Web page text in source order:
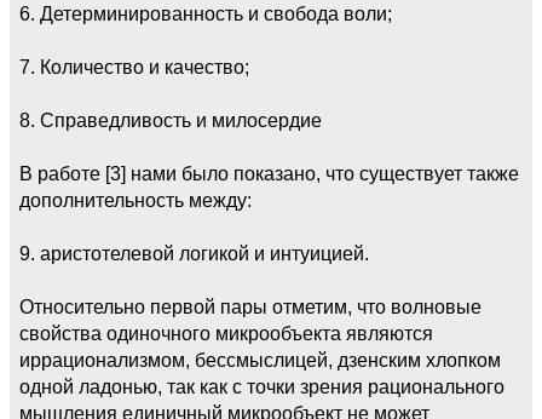
6. Детерминированность и свобода воли;
7. Количество и качество;
8. Справедливость и милосердие
В работе [3] нами было показано, что существует также
дополнительность между:
9. аристотелевой логикой и интуицией.
Относительно первой пары отметим, что волновые
свойства одиночного микрообъекта являются
иррационализмом, бессмыслицей, дзенским хлопком
одной ладонью, так как с точки зрения рационального
мышления единичный микрообъект не может